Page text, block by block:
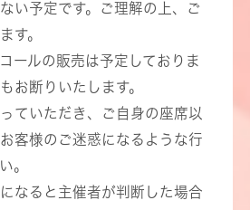
い予定です。ご理解の上、ご
す。
ールの販売は予定しておりま
お断りいたします。
ていただき、ご自身の座席以
客様のご迷惑になるような行
。
なると主催者が判断した場合